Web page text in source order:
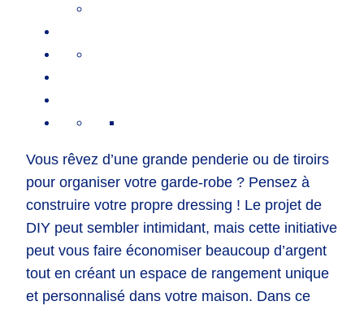
Vous rêvez d’une grande penderie ou de tiroirs
pour organiser votre garde-robe ? Pensez à
construire votre propre dressing ! Le projet de
DIY peut sembler intimidant, mais cette initiative
peut vous faire économiser beaucoup d’argent
tout en créant un espace de rangement unique
et personnalisé dans votre maison. Dans ce